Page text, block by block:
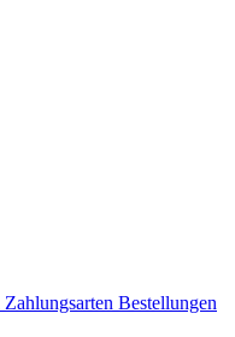
Zahlungsarten Bestellungen